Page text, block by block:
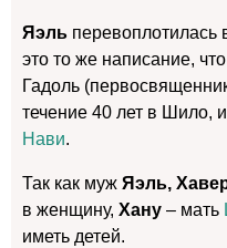
Яэль перевоплотилась
это то же написание,
Гадоль
течение 40 лет в Шило,
Нави.
Так как муж Яэль,
в женщину, Хану – мать
иметь детей.